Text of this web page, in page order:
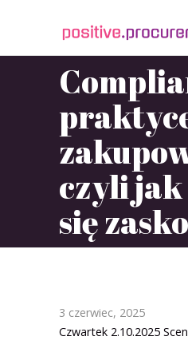
czyli jak
się
3 czerwiec, 2025
Czwartek 2.10.2025